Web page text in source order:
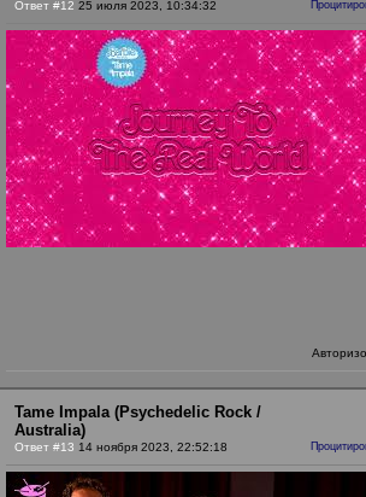
Ответ #12 25 июля 2023, 10:34:32
Tame Impala (Psychedelic Rock /
Australia)
Ответ #13 14 ноября 2023, 22:52:18